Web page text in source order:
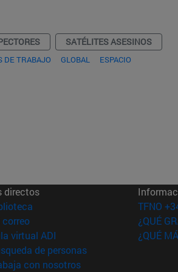
SATÉLITES ASESINOS
DE TRABAJO GLOBAL ESPACIO
directos
(abre en nueva ventana)
correo(abre en nueva ventana)
virtual ADI (abre en nueva ventana)
de personas(abre en nueva
con nosotros(abre en nueva
TFNO
¿QUÉ
¿QUÉ